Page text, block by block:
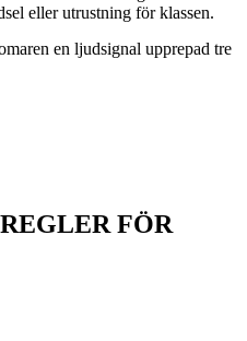
eller utrustning för klassen.
en ljudsignal upprepad tre
FÖR